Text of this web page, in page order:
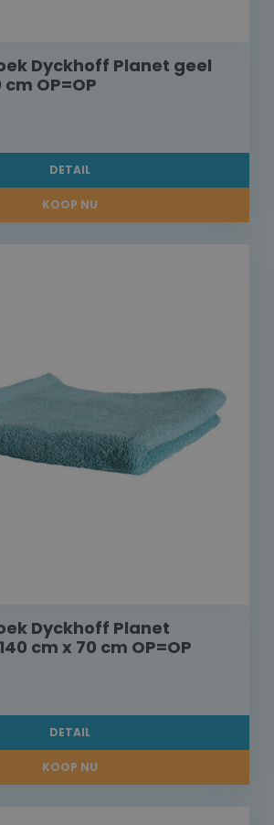
Dyckhoff Planet geel
OP=OP
DETAIL
KOOP NU
Dyckhoff Planet
cm x 70 cm OP=OP
DETAIL
KOOP NU